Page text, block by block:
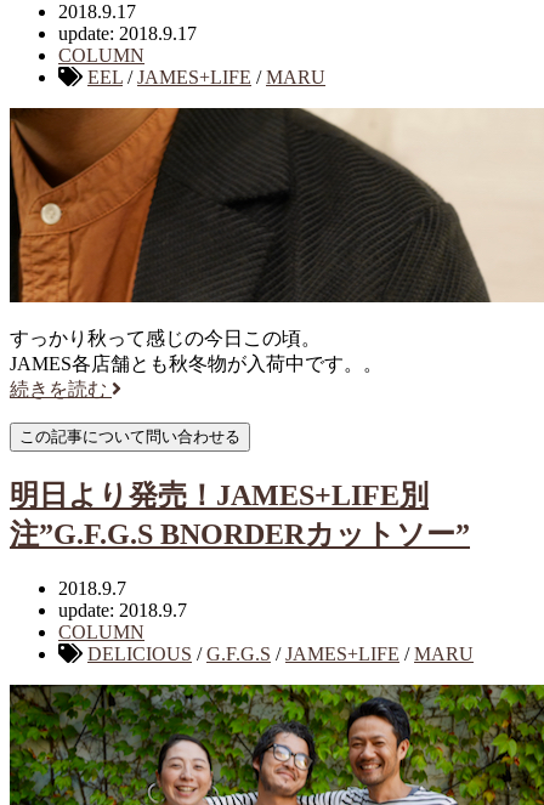
2018.9.17
update: 2018.9.17
COLUMN
EEL /JAMES+LIFE /MARU
すっかり秋って感じの今日この頃。
JAMES各店舗とも秋冬物が入荷中です。。
続きを読む
明日より発売！JAMES+LIFE別
注”G.F.G.S BNORDERカットソー”
2018.9.7
update: 2018.9.7
COLUMN
DELICIOUS /G.F.G.S /JAMES+LIFE /MARU